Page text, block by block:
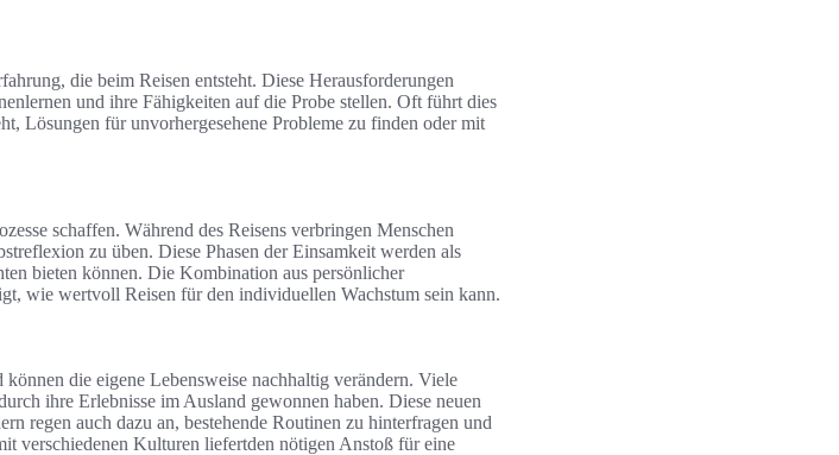
die beim Reisen entsteht. Diese Herausforderungen
und ihre Fähigkeiten auf die Probe stellen. Oft führt dies
Lösungen für unvorhergesehene Probleme zu finden oder mit
schaffen. Während des Reisens verbringen Menschen
zu üben. Diese Phasen der Einsamkeit werden als
bieten können. Die Kombination aus persönlicher
wie wertvoll Reisen für den individuellen Wachstum sein kann.
die eigene Lebensweise nachhaltig verändern. Viele
ihre Erlebnisse im Ausland gewonnen haben. Diese neuen
regen auch dazu an, bestehende Routinen zu hinterfragen und
verschiedenen Kulturen liefertden nötigen Anstoß für eine